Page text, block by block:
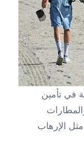
في تأمين
الإرهاب